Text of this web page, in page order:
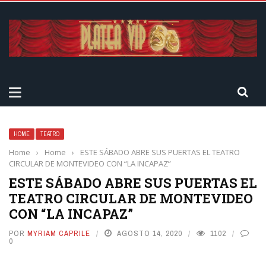
HOME TEATRO
Home › Home ›
ESTE SÁBADO ABRE SUS PUERTAS EL TEATRO
CIRCULAR DE MONTEVIDEO CON “LA INCAPAZ”
ESTE SÁBADO ABRE SUS PUERTAS EL
TEATRO CIRCULAR DE MONTEVIDEO
CON “LA INCAPAZ”
POR MYRIAM CAPRILE AGOSTO 14, 2020 1102
0